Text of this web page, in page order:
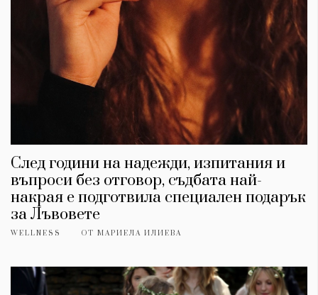
След години на надежди, изпитания и
въпроси без отговор, съдбата най-
накрая е подготвила специален подарък
за Лъвовете
WELLNESS ОТ МАРИЕЛА ИЛИЕВА
Пътувай
СЛЕДВАЙТЕ НИ
Instagram Twitter
Spotify Soundcloud
Ако нашият сайт ви харесва, можете да се абонирате за
седмичния ни нюзлетър тук:
© 2026, HighViewArt | Всички права запазени